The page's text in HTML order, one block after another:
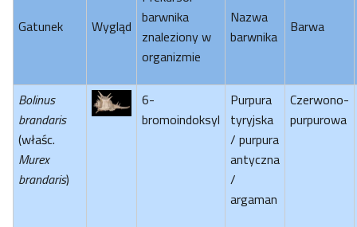
Gatunek Wygląd barwnika
znaleziony w
organizmie
Nazwa
barwnika
Barwa
Bolinus
brandaris
(właśc.
Murex
brandaris)
6-
bromoindoksyl
Purpura
tyryjska
/ purpura
antyczna
/
argaman
Czerwono-
purpurowa